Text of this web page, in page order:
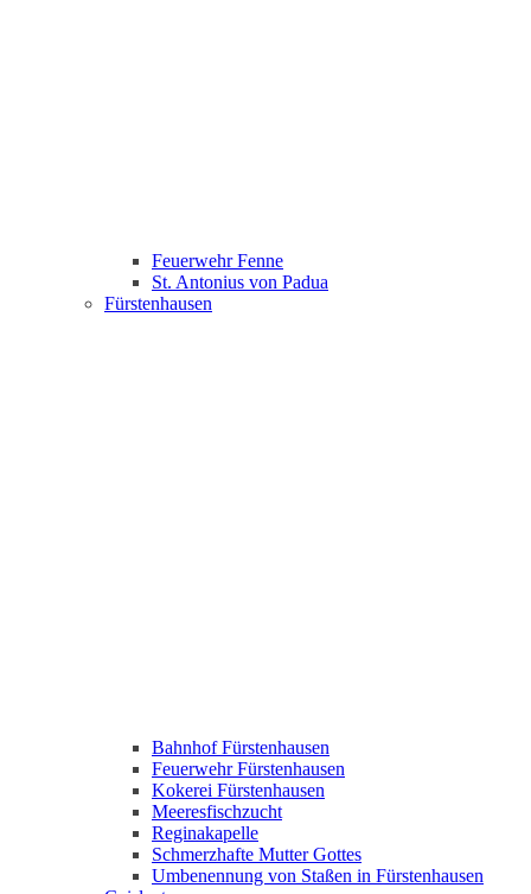
Feuerwehr Fenne
St. Antonius von Padua
Fürstenhausen
Bahnhof Fürstenhausen
Feuerwehr Fürstenhausen
Kokerei Fürstenhausen
Meeresfischzucht
Reginakapelle
Schmerzhafte Mutter Gottes
Umbenennung von Staßen in Fürstenhausen